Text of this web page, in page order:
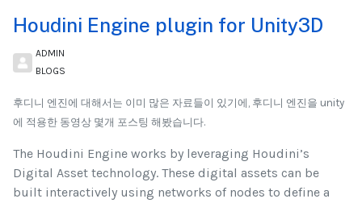
Houdini Engine plugin for Unity3D
ADMIN
BLOGS
후디니 엔진에 대해서는 이미 많은 자료들이 있기에, 후디니 엔진을 unity
에 적용한 동영상 몇개 포스팅 해봤습니다.
The Houdini Engine works by leveraging Houdini’s
Digital Asset technology. These digital assets can be
built interactively using networks of nodes to define a